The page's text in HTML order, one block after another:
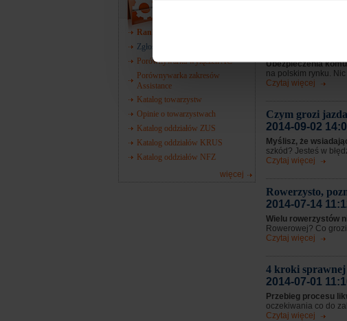
Ranking towarzystw
Zgłoś szkodę
Porównywarka wyłączeń AC
Porównywarka zakresów
Assistance
Katalog towarzystw
Opinie o towarzystwach
Katalog oddziałów ZUS
Katalog oddziałów KRUS
Katalog oddziałów NFZ
więcej
Za co zwyżki i
2014-10-22
Ubezpieczenia
na polskim rynku.
Czytaj więcej
Czym grozi
2014-09-02
Myślisz, że
szkód? Jesteś w
Czytaj więcej
Rowerzysto,
2014-07-14
Wielu rowerzystów
Rowerowej? Co
Czytaj więcej
4 kroki
2014-07-01
Przebieg procesu
oczekiwania co do
Czytaj więcej